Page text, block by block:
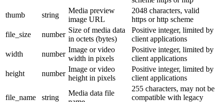
thumb
string
Media preview
image URL
2048 characters, valid
https or http scheme
file_size
number
Size of media data
in octets (bytes)
Positive integer, limited by
client applications
width
number
Image or video
width in pixels
Positive integer, limited by
client applications
height
number
Image or video
height in pixels
Positive integer, limited by
client applications
file_name string
Media data file
255 characters, may not be
compatible with legacy